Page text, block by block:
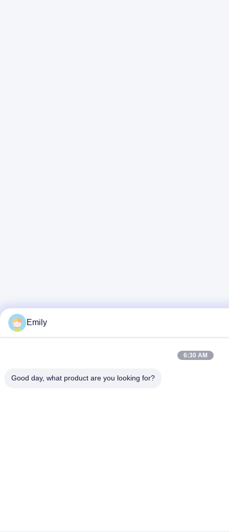
Emily
6:30 AM
Good day, what product are you looking for?